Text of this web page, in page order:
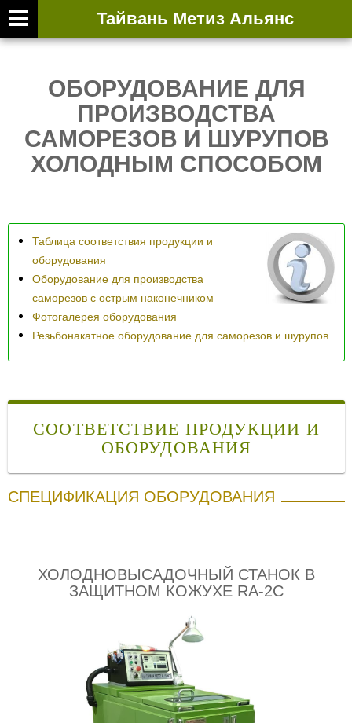
Тайвань Метиз АльянсВТОРИЧНАЯ
ОБОРУДОВАНИЕ ДЛЯ
ПРОИЗВОДСТВА
САМОРЕЗОВ И ШУРУПОВ
ХОЛОДНЫМ СПОСОБОМ
Таблица соответствия продукции и
оборудования
Оборудование для производства
саморезов с острым наконечником
Фотогалерея оборудования
Резьбонакатное оборудование для саморезов и шурупов
СООТВЕТСТВИЕ ПРОДУКЦИИ И
ОБОРУДОВАНИЯ
СПЕЦИФИКАЦИЯ ОБОРУДОВАНИЯ
ХОЛОДНОВЫСАДОЧНЫЙ СТАНОК В
ЗАЩИТНОМ КОЖУХЕ RA-2C